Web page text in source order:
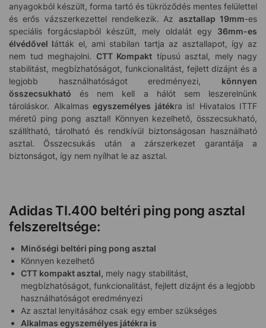
anyagokból készült, forma tartó és tükröződés mentes felülettel
és erős vázszerkezettel rendelkezik. Az asztallap 19mm-es
speciális forgácslapból készült, mely oldalát egy 36mm-es
élvédővel látták el, ami stabilan tartja az asztallapot, így az
nem tud meghajolni. CTT Kompakt típusú asztal, mely nagy
stabilitást, megbízhatóságot, funkcionalitást, fejlett dizájnt és a
legjobb használhatóságot eredményezi, könnyen
összecsukható és nem kell a hálót sem leszerelnünk
tároláskor. Alkalmas egyszemélyes játékra is! Hivatalos ITTF
méretű ping pong asztal! Könnyen kezelhető, összecsukható,
szállítható, tárolható és rendkívül biztonságosan használható
asztal. Összecsukás után a zárszerkezet garantálja a
biztonságot, így nem nyílhat le az asztal.
Adidas TI.400 beltéri ping pong asztal
felszereltsége:
Minőségi beltéri ping pong asztal
Könnyen kezelhető
CTT kompakt asztal, mely nagy stabilitást,
megbízhatóságot, funkcionalitást, fejlett dizájnt és a legjobb
használhatóságot eredményezi
Az asztal lenyitásához csak egy ember szükséges
Alkalmas egyszemélyes játékra is